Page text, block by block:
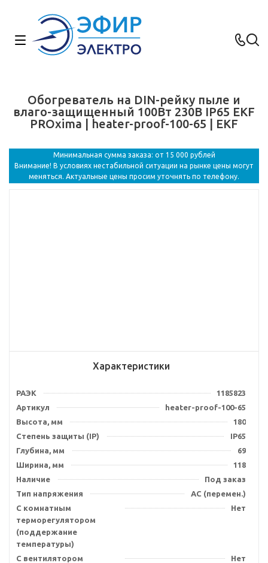
Обогреватель на DIN-рейку пыле и
влаго-защищенный 100Вт 230В IP65 EKF
PROxima | heater-proof-100-65 | EKF
Минимальная сумма заказа: от 15 000 рублей
Внимание! В условиях нестабильной ситуации на рынке цены могут
меняться. Актуальные цены просим уточнять по телефону.
Характеристики
РАЭК
1185823
Артикул
heater-proof-100-65
Высота, мм
180
Степень защиты (IP)
IP65
Глубина, мм
69
Ширина, мм
118
Наличие
Под заказ
Тип напряжения
AC (перемен.)
С комнатным
терморегулятором
(поддержание
температуры)
Нет
С вентилятором
Нет